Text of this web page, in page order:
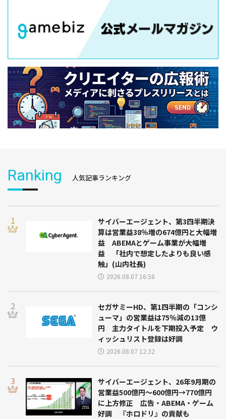
Ranking 人気記事ランキング
サイバーエージェント、第3四半期決
算は営業益38％増の674億円と大幅増
益 ABEMAとゲーム事業が大幅増
益 「社内で想定したよりも良い感
触」(山内社長)
2026.08.07 16:58
セガサミーHD、第1四半期の「コンシ
ューマ」の営業益は75％減の13億
円 主力タイトルを下期投入予定 ウ
ィッシュリスト登録は好調
2026.08.07 12:32
サイバーエージェント、26年9月期の
営業益500億円～600億円→770億円
に上方修正 広告・ABEMA・ゲーム
好調 『ホロドリ』の貢献も